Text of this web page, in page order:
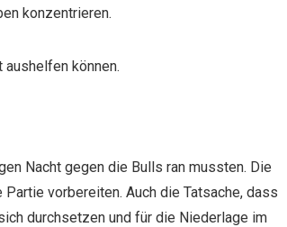
konzentrieren.
aushelfen können.
Nacht gegen die Bulls ran mussten. Die
vorbereiten. Auch die Tatsache, dass
durchsetzen und für die Niederlage im